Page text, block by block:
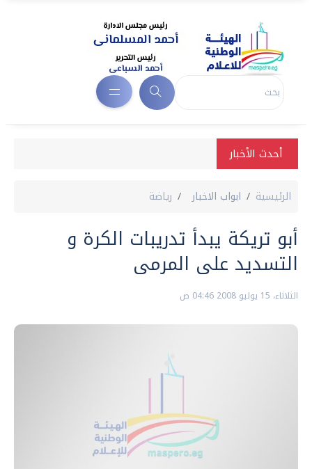
أحدث الأخبار
الرئيسية ابواب الاخبار رياضة
أبو تريكة يبدأ تدريبات الكرة و
التسديد على المرمى
الثلاثاء، 15 يوليو 2008 04:46 ص